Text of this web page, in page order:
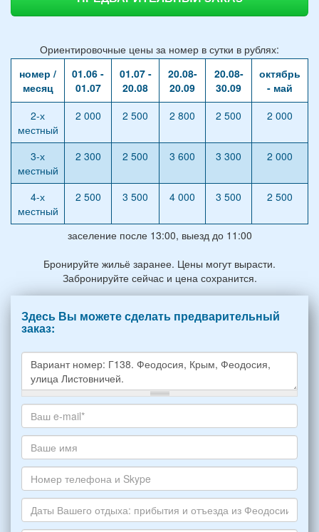
Ориентировочные цены за номер в сутки в рублях:
номер /
месяц
01.06 -
01.07
01.07 -
20.08
20.08-
20.09
20.08-
30.09
октябрь
- май
2-х
местный
2 000 2 500 2 800 2 500 2 000
3-х
местный
2 300 2 500 3 600 3 300 2 000
4-х
местный
2 500 3 500 4 000 3 500 2 500
заселение после 13:00, выезд до 11:00
Бронируйте жильё заранее. Цены могут вырасти.
Забронируйте сейчас и цена сохранится.
Здесь Вы можете сделать предварительный
заказ:
Какое
жилье
хотите
снять,
укажите
пожалуйста
НОМЕР
варианта:
*
Ваш
адрес
электронной
почты
*
Ваше
имя
Номер
телефона
и
Даты